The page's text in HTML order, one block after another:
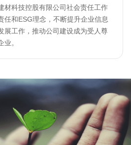
材科技控股有限公司社会责任工作
任和ESG理念，不断提升企业信息
展工作，推动公司建设成为受人尊
。